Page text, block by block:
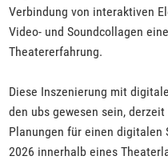
Verbindung von interaktiven
Video- und Soundcollagen
Theatererfahrung.
Diese Inszenierung mit
den ubs gewesen sein,
Planungen für einen digitalen
2026 innerhalb eines